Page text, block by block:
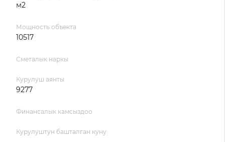
м2
Мощность объекта
10517
Сметалык наркы
Курулуш аянты
9277
Финансалык камсыздоо
Курулуштун башталган куну